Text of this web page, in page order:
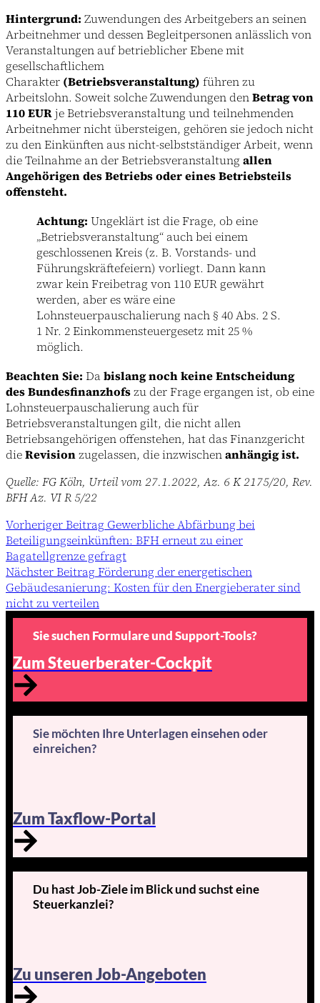
Hintergrund: Zuwendungen des Arbeitgebers an seinen
Arbeitnehmer und dessen Begleitpersonen anlässlich von
Veranstaltungen auf betrieblicher Ebene mit
gesellschaftlichem
Charakter (Betriebsveranstaltung) führen zu
Arbeitslohn. Soweit solche Zuwendungen denBetrag von
110 EURje Betriebsveranstaltung und teilnehmenden
Arbeitnehmer nicht übersteigen, gehören sie jedoch nicht
zu den Einkünften aus nicht-selbstständiger Arbeit, wenn
die Teilnahme an der Betriebsveranstaltungallen
Angehörigen des Betriebs oder eines Betriebsteils
offensteht.
Achtung: Ungeklärt ist die Frage, ob eine
„Betriebsveranstaltung“ auch bei einem
geschlossenen Kreis (z. B. Vorstands- und
Führungskräftefeiern) vorliegt. Dann kann
zwar kein Freibetrag von 110 EUR gewährt
werden, aber es wäre eine
Lohnsteuerpauschalierung nach § 40 Abs. 2 S.
1 Nr. 2 Einkommensteuergesetz mit 25 %
möglich.
Beachten Sie: Dabislang noch keine Entscheidung
des Bundesfinanzhofszu der Frage ergangen ist, ob eine
Lohnsteuerpauschalierung auch für
Betriebsveranstaltungen gilt, die nicht allen
Betriebsangehörigen offenstehen, hat das Finanzgericht
dieRevisionzugelassen, die inzwischenanhängig ist.
Quelle: FG Köln, Urteil vom 27.1.2022, Az. 6 K 2175/20, Rev.
BFH Az. VI R 5/22
VorherigerBeitrag Gewerbliche Abfärbung bei
Beteiligungseinkünften: BFH erneut zu einer
Bagatellgrenze gefragt
NächsterBeitragFörderung der energetischen
Gebäudesanierung: Kosten für den Energieberater sind
nicht zu verteilen
Sie suchen Formulare und Support-Tools?
Zum Steuerberater-Cockpit
Sie möchten Ihre Unterlagen einsehen oder
einreichen?
Zum Taxflow-Portal
Du hast Job-Ziele im Blick und suchst eine
Steuerkanzlei?
Zu unseren Job-Angeboten